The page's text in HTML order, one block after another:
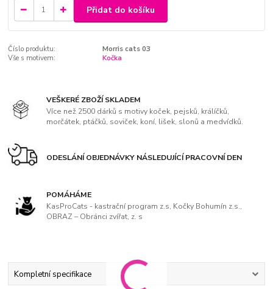
Přidat do košíku
Číslo produktu:
Morris cats 03
Vše s motivem:
Kočka
VEŠKERÉ ZBOŽÍ SKLADEM
Více než 2500 dárků s motivy koček, pejsků, králíčků,
morčátek, ptáčků, soviček, koní, lišek, slonů a medvídků.
ODESLÁNÍ OBJEDNÁVKY NÁSLEDUJÍCÍ PRACOVNÍ DEN
POMÁHÁME
KasProCats - kastrační program z.s, Kočky Bohumín z.s.,
OBRAZ – Obránci zvířat, z. s
Kompletní specifikace